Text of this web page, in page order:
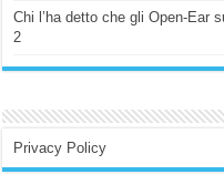
Chi l’ha detto che gli Open-Ear
2
Privacy Policy